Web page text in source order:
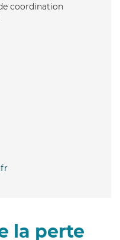
coordination
la perte